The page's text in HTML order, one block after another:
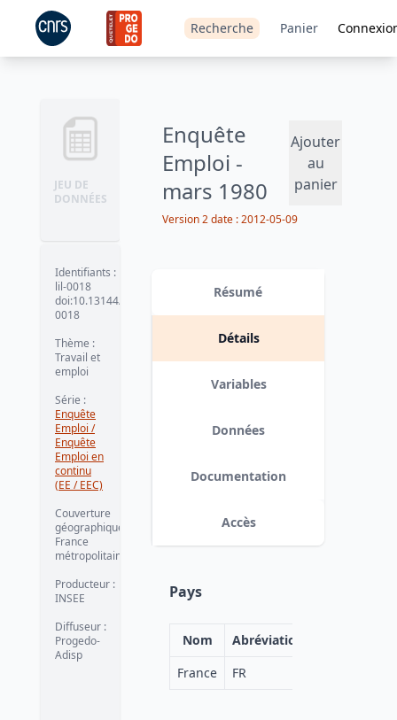
Recherche Panier
JEU DE
DONNÉES
Enquête
Emploi -
mars 1980
Ajouter
au
panier
Version 2date :2012-05-09
Identifiants :
lil-0018
doi:10.13144/lil-
0018
Thème :
Travail et
emploi
Série :
Enquête
Emploi /
Enquête
Emploi en
continu
(EE / EEC)
Couverture
géographique
France
métropolitaine
Producteur :
INSEE
Diffuseur :
Progedo-
Adisp
Résumé
Détails
Variables
Données
Documentation
Accès
Pays
Nom
Abréviation
France
FR